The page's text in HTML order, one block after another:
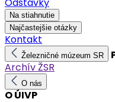
Na stiahnutie
Najčastejšie otázky
Kontakt
Železničné múzeum SR
Archív ŽSR
O nás
O ÚIVP